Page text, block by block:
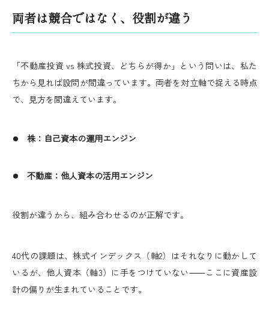
両者は競合ではなく、役割が違う
「不動産投資 vs 株式投資、どちらが得か」という問いは、私た
ちから見れば設問が間違っています。両者を対立軸で捉える時点
で、見方を間違えています。
株：自己資本の運用エンジン
不動産：他人資本の活用エンジン
役割が違うから、組み合わせるのが正解です。
40代の課題は、株式インデックス（軸2）はそれなりに動かして
いるが、他人資本（軸3）に手をつけていない⸺ここに資産設
計の偏りが生まれていることです。